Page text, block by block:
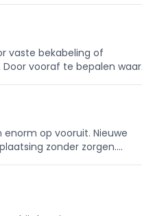
vaste bekabeling of
vooraf te bepalen waar
op vooruit. Nieuwe
zonder zorgen.